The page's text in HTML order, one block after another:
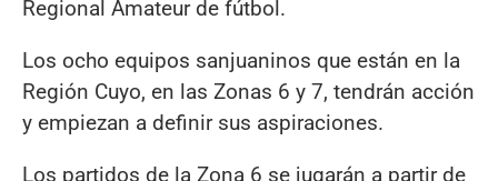
Regional Amateur de fútbol.
Los ocho equipos sanjuaninos que están en la
Región Cuyo, en las Zonas 6 y 7, tendrán acción
y empiezan a definir sus aspiraciones.
Los partidos de la Zona 6 se jugarán a partir de